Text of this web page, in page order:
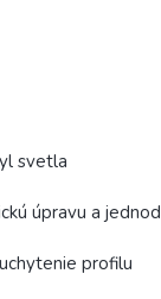
svetla
úpravu a
profilu